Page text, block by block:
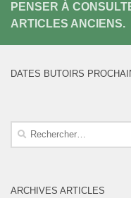
PENSER À
ARTICLES ANCIENS.
DATES BUTOIRS
Rechercher :
ARCHIVES ARTICLES